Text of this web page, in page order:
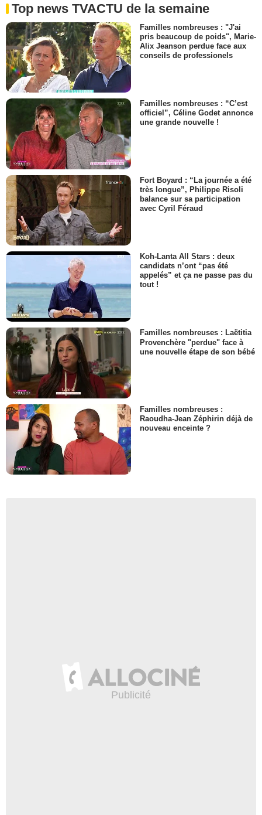
Top news TVACTU de la semaine
Familles nombreuses : "J'ai
pris beaucoup de poids", Marie-
Alix Jeanson perdue face aux
conseils de professionels
Familles nombreuses : “C’est
officiel”, Céline Godet annonce
une grande nouvelle !
Fort Boyard : “La journée a été
très longue”, Philippe Risoli
balance sur sa participation
avec Cyril Féraud
Koh-Lanta All Stars : deux
candidats n’ont “pas été
appelés” et ça ne passe pas du
tout !
Familles nombreuses : Laëtitia
Provenchère "perdue" face à
une nouvelle étape de son bébé
Familles nombreuses :
Raoudha-Jean Zéphirin déjà de
nouveau enceinte ?